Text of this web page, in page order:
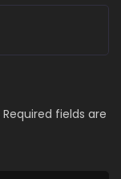
Required fields are